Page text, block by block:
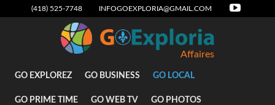
(418) 525-7748 INFOGOEXPLORIA@GMAIL.COM
Affaires
GO EXPLOREZ GO BUSINESS GO LOCAL
GO PRIME TIME GO WEB TV GO PHOTOS